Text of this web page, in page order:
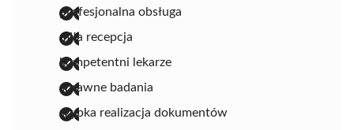
profesjonalna obsługa
miła recepcja
kompetentni lekarze
sprawne badania
szybka realizacja dokumentów